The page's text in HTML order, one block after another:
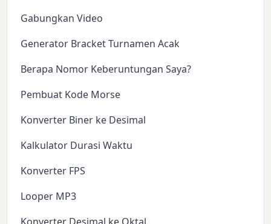
Gabungkan Video
Generator Bracket Turnamen Acak
Berapa Nomor Keberuntungan Saya?
Pembuat Kode Morse
Konverter Biner ke Desimal
Kalkulator Durasi Waktu
Konverter FPS
Looper MP3